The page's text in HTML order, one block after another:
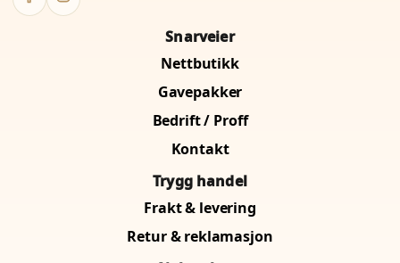
Snarveier
Nettbutikk
Gavepakker
Bedrift / Proff
Kontakt
Trygg handel
Frakt & levering
Retur & reklamasjon